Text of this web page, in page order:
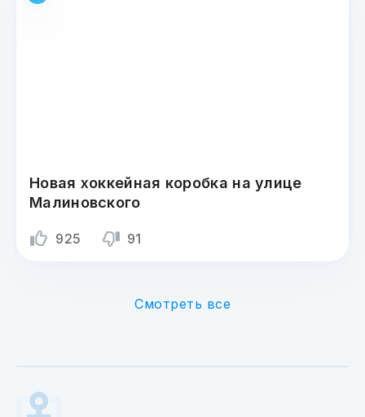
Новая хоккейная коробка на улице
Малиновского
925 91
Смотреть все